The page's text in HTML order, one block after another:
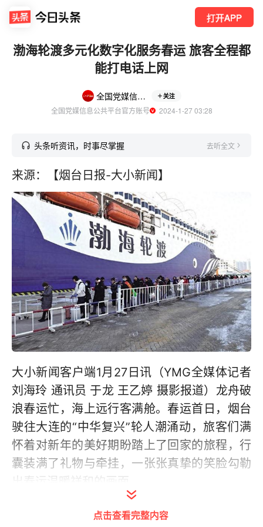
打开APP
渤海轮渡多元化数字化服务春运 旅客全程都
能打电话上网
全国党媒信息公共平台 关注
全国党媒信息公共平台官方账号
  2024-1-27 03:28
头条听资讯，时事尽掌握 去听全文
来源：【烟台日报-大小新闻】
大小新闻客户端1月27日讯（YMG全媒体记者
刘海玲 通讯员 于龙 王乙婷 摄影报道）龙舟破
浪春运忙，海上远行客满舱。春运首日，烟台
驶往大连的“中华复兴”轮人潮涌动，旅客们满
怀着对新年的美好期盼踏上了回家的旅程，行
囊装满了礼物与牵挂，一张张真挚的笑脸勾勒
出春运温暖祥和的画面。
又是一年春运时，渤海轮渡以服务旅客美好出
点击查看完整内容